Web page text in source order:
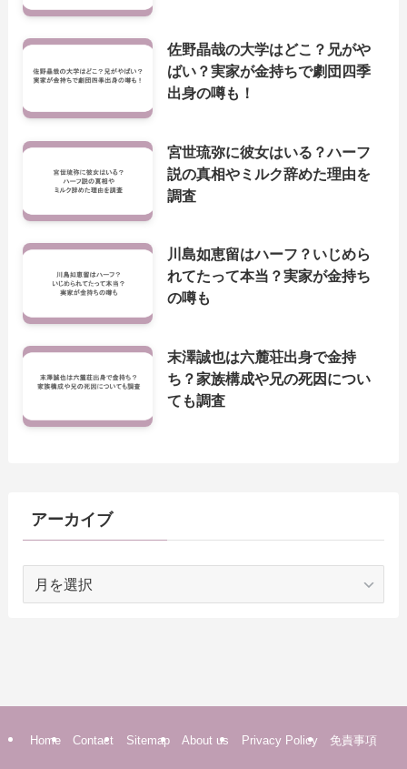
佐野晶哉の大学はどこ？兄がや
ばい？実家が金持ちで劇団四季
出身の噂も！
宮世琉弥に彼女はいる？ハーフ
説の真相やミルク辞めた理由を
調査
川島如恵留はハーフ？いじめら
れてたって本当？実家が金持ち
の噂も
末澤誠也は六麓荘出身で金持
ち？家族構成や兄の死因につい
ても調査
アーカイブ
Home Contact Sitemap About us Privacy Policy 免責事項